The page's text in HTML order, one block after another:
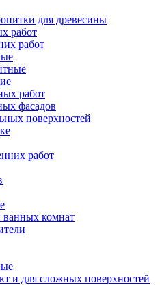
для древесины
работ
работ
работ
фасадов
поверхностей
работ
ванных комнат
и для сложных поверхностей